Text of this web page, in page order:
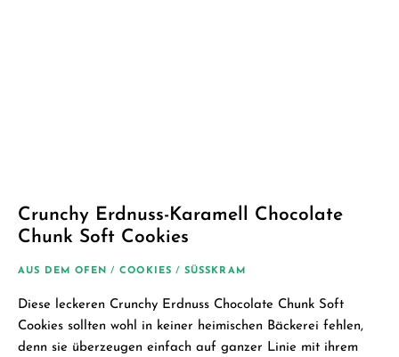
Crunchy Erdnuss-Karamell Chocolate
Chunk Soft Cookies
AUS DEM OFEN / COOKIES / SÜSSKRAM
Diese leckeren Crunchy Erdnuss Chocolate Chunk Soft
Cookies sollten wohl in keiner heimischen Bäckerei fehlen,
denn sie überzeugen einfach auf ganzer Linie mit ihrem